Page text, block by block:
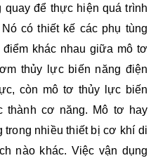
quay để thực hiện quá trình
có thiết kế các phụ tùng
khác nhau giữa mô tơ
thủy lực biến năng điện
còn mô tơ thủy lực biến
thành cơ năng. Mô tơ hay
nhiều thiết bị cơ khí di
nào khác. Việc vận dụng